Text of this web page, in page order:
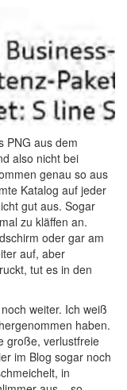
PNG aus dem
also nicht bei
genau so aus
Katalog auf jeder
gut aus. Sogar
zu kläffen an.
oder gar am
auf, aber
tut es in den
weiter. Ich weiß
haben.
große, verlustfreie
im Blog sogar noch
in